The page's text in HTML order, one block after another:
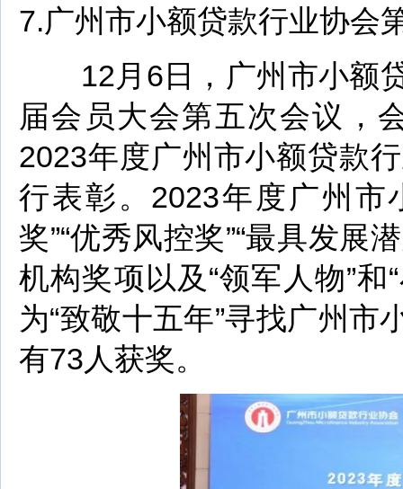
7.广州市小额贷款行业协会
12月6日，广州市小额贷
届会员大会第五次会议，
2023年度广州市小额贷款
行表彰。2023年度广州市
奖”“优秀风控奖”“最具发展
机构奖项以及“领军人物”
为“致敬十五年”寻找广州
有73人获奖。